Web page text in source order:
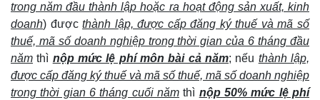
trong năm đầu thành lập hoặc ra hoạt động sản xuất, kinh
doanh) đượcthành lập, được cấp đăng ký thuế và mã số
thuế, mã số doanh nghiệp trong thời gian của 6 tháng đầu
năm thì nộp mức lệ phí môn bài cả năm; nếu thành lập,
được cấp đăng ký thuế và mã số thuế, mã số doanh nghiệp
trong thời gian 6 tháng cuối năm thì nộp 50% mức lệ phí